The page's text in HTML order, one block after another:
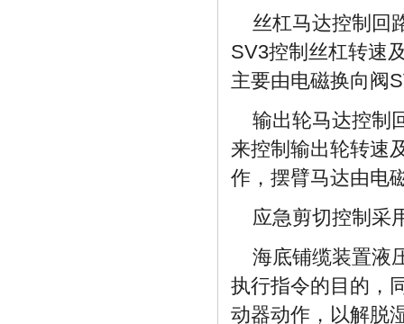
丝杠马达控制回
SV3控制丝杠转速
主要由电磁换向阀
输出轮马达控制
来控制输出轮转速
作，摆臂马达由电
应急剪切控制采
海底铺缆装置液
执行指令的目的，
动器动作，以解脱